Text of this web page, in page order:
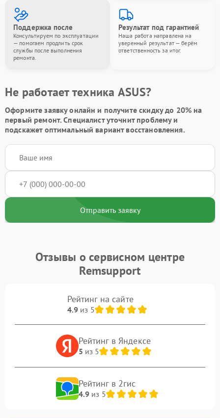
Поддержка после
Консультируем по эксплуатации
— помогаем продлить срок
службы после выполнения
ремонта.
Результат под гарантией
Наша работа направлена на
уверенный результат — берём
ответственность за итог.
Не работает техника ASUS?
Оформите заявку онлайн и получитескидку до 20% на
первый ремонт. Специалист уточнит проблему и
подскажет оптимальный вариант восстановления.
Отправить заявку
Отзывы о сервисном центре
Remsupport
Рейтинг на сайте
4.9из 5
Рейтинг в Яндексе
5 из 5
Рейтинг в 2гис
4.9из 5